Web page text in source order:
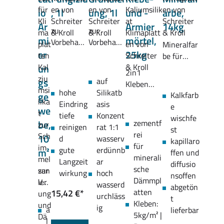
io
Ar
mi
er
un
gs
ge
we
be,
10
m²
zur
Ver
mei
dun
g
a
l
, 1l
zu
Vorbehand
hohe
Eindring
tiefe
reinigen
d
gute
Langzeit
wirkung
15,42 €*
ung, 1l
zur
Vorbehand
auf
Silikatb
asis
Konzent
rat 1:1
wasserv
erdünnb
ar
hoch
wasserd
urchläss
ig
und -
Armier
mörtel,
25kg
2in1
Kleben
zementf
rei
für
minerali
sche
Dämmpl
atten
Kleben:
5kg/m² |
arbe,
14kg
Mineralfar
be für
Kalkfarb
e
wischfe
st
kapillaro
ffen und
diffusio
nsoffen
abgetön
t
lieferbar